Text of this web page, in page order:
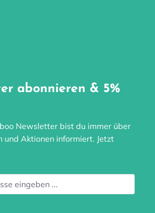
abonnieren & 5%
Newsletter bist du immer über
und Aktionen informiert. Jetzt